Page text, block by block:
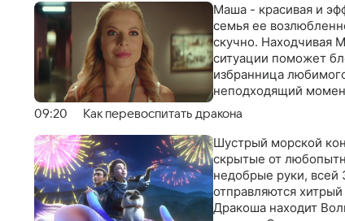
Маша - красивая и
семья ее
скучно. Находчивая
ситуации поможет
избранница
неподходящий
09:20 Как перевоспитать дракона
Шустрый морской
скрытые от
недобрые руки, всей
отправляются
Дракоша находит